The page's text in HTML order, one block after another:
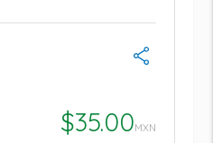
$35.00MXN